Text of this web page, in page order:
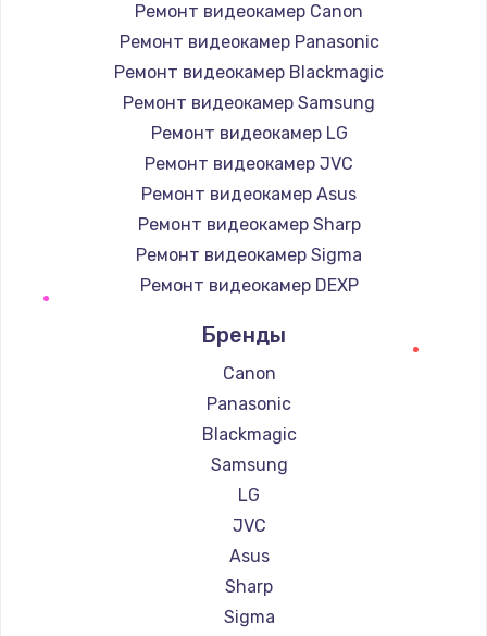
Ремонт видеокамер Canon
Ремонт видеокамер Panasonic
Ремонт видеокамер Blackmagic
Ремонт видеокамер Samsung
Ремонт видеокамер LG
Ремонт видеокамер JVC
Ремонт видеокамер Asus
Ремонт видеокамер Sharp
Ремонт видеокамер Sigma
Ремонт видеокамер DEXP
Бренды
Canon
Panasonic
Blackmagic
Samsung
LG
JVC
Asus
Sharp
Sigma